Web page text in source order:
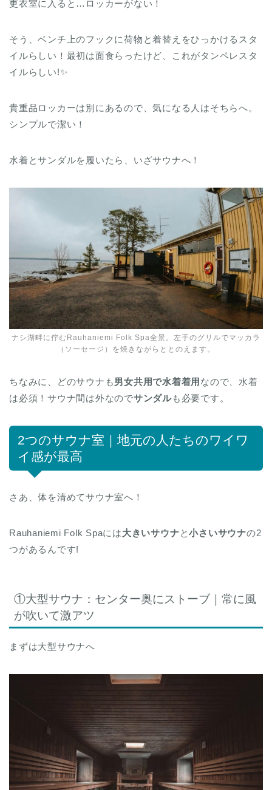
更衣室に入ると…ロッカーがない！
そう、ベンチ上のフックに荷物と着替えをひっかけるスタ
イルらしい！最初は面食らったけど、これがタンペレスタ
イルらしい!✨
貴重品ロッカーは別にあるので、気になる人はそちらへ。
シンプルで潔い！
水着とサンダルを履いたら、いざサウナへ！
ナシ湖畔に佇むRauhaniemi Folk Spa全景。左手のグリルでマッカラ
（ソーセージ）を焼きながらととのえます。
ちなみに、どのサウナも男女共用で水着着用 なので、水着
は必須！サウナ間は外なのでサンダルも必要です。
2つのサウナ室｜地元の人たちのワイワ
イ感が最高
さあ、体を清めてサウナ室へ！
Rauhaniemi Folk Spaには大きいサウナと小さいサウナの2
つがあるんです!
①大型サウナ：センター奥にストーブ｜常に風
が吹いて激アツ
まずは大型サウナへ